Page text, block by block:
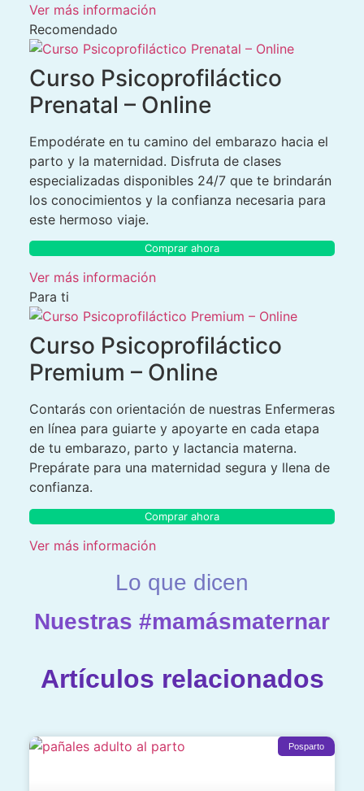
Ver más información
Recomendado
Curso Psicoprofiláctico
Prenatal – Online
Empodérate en tu camino del embarazo hacia el
parto y la maternidad. Disfruta de clases
especializadas disponibles 24/7 que te brindarán
los conocimientos y la confianza necesaria para
este hermoso viaje.
Comprar ahora
Ver más información
Para ti
Curso Psicoprofiláctico
Premium – Online
Contarás con orientación de nuestras Enfermeras
en línea para guiarte y apoyarte en cada etapa
de tu embarazo, parto y lactancia materna.
Prepárate para una maternidad segura y llena de
confianza.
Comprar ahora
Ver más información
Lo que dicen
Nuestras #mamásmaternar
Artículos relacionados
Posparto